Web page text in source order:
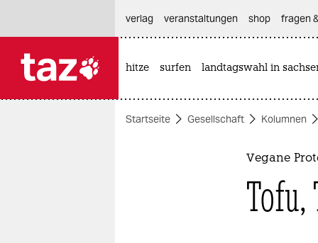
themen
verlag
veranstaltungen shop fragen
hitze surfen landtagswahl in
Startseite Gesellschaft Kolumnen
Vegane